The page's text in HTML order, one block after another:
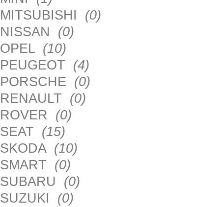
MITSUBISHI (0)
NISSAN (0)
OPEL (10)
PEUGEOT (4)
PORSCHE (0)
RENAULT (0)
ROVER (0)
SEAT (15)
SKODA (10)
SMART (0)
SUBARU (0)
SUZUKI (0)